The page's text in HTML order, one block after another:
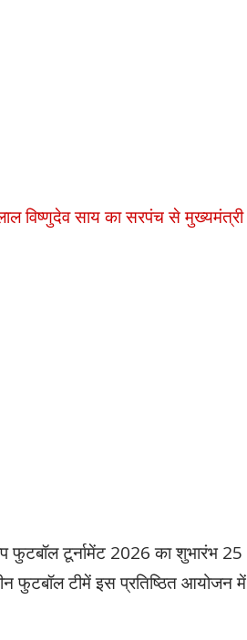
विष्णुदेव साय का सरपंच से मुख्यमंत्री
फुटबॉल टूर्नामेंट 2026 का शुभारंभ 25
फुटबॉल टीमें इस प्रतिष्ठित आयोजन में